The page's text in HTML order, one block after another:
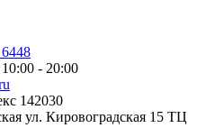
- 20:00
142030
ул. Кировоградская 15 ТЦ